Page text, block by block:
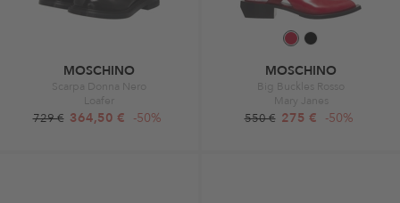
MOSCHINO
Scarpa Donna Nero
Loafer
729 € 364,50 € -50%
MOSCHINO
Big Buckles Rosso
Mary Janes
550 € 275 € -50%